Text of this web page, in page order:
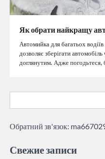
Як обрати найкращу
Автомийка для багатьох
дозволяє зберігати
доглянутим. Адже погодьтеся,
Обратний зв'язок:
Свежие записи